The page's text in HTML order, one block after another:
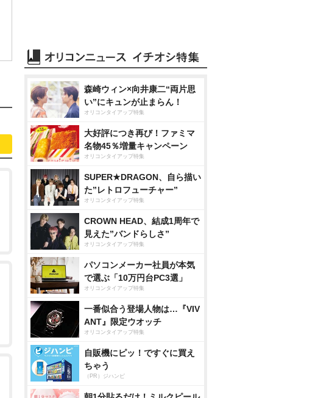
森崎ウィン×向井康二“両片思
い”にキュンが止まらん！
オリコンタイアップ特集
大好評につき再び！ファミマ
名物45％増量キャンペーン
オリコンタイアップ特集
SUPER★DRAGON、自ら描い
た”レトロフューチャー”
オリコンタイアップ特集
CROWN HEAD、結成1周年で
見えた”バンドらしさ”
オリコンタイアップ特集
パソコンメーカー社員が本気
で選ぶ「10万円台PC3選」
オリコンタイアップ特集
一番似合う登場人物は…『VIV
ANT』限定ウオッチ
オリコンタイアップ特集
自販機にピッ！ですぐに買え
ちゃう
（PR）ジハンピ